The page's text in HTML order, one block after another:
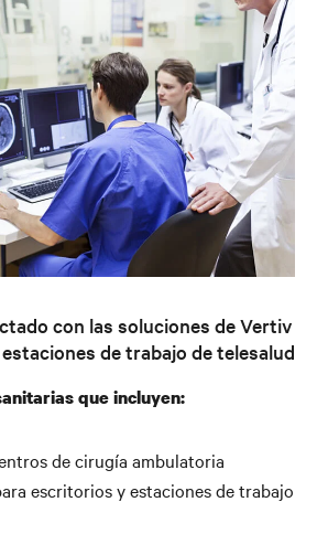
de TI
de borde de TI
con las soluciones de Vertiv
de trabajo de telesalud
que incluyen:
de cirugía ambulatoria
escritorios y estaciones de trabajo